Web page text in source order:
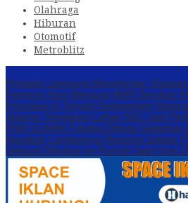
Olahraga
Hiburan
Otomotif
Metroblitz
Perbakin Lampung Menghindar,
Pemprov Kian MenguatAWPI Serukan
Provokasi di Tengah Ketegangan
Jakarta: Sengkarut Lahan SGC Jadi
PNM ULAMM Tubaba Diduga Gelapkan
Nasabah Lambannya Respons Satgas
Seksual Dilarikan ke Rumah Sakit Usai